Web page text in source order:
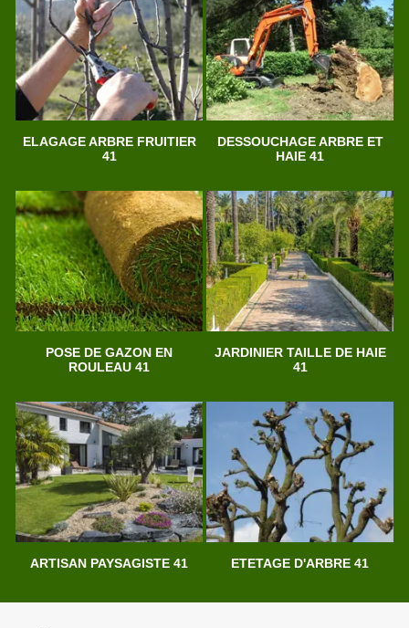
ELAGAGE ARBRE FRUITIER
41
DESSOUCHAGE ARBRE ET
HAIE 41
POSE DE GAZON EN
ROULEAU 41
JARDINIER TAILLE DE HAIE
41
ARTISAN PAYSAGISTE 41 ETETAGE D'ARBRE 41